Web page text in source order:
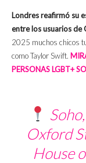
Londres reafirmó su
entre los usuarios de
2025 muchos chicos
como Taylor Swift.
PERSONAS LGBT+
Oxford
House